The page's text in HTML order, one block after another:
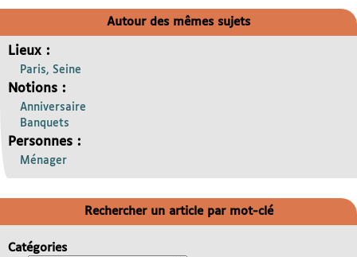
Autour des mêmes sujets
Lieux :
Paris, Seine
Notions :
Anniversaire
Banquets
Personnes :
Ménager
Rechercher un article par mot-clé
Catégories